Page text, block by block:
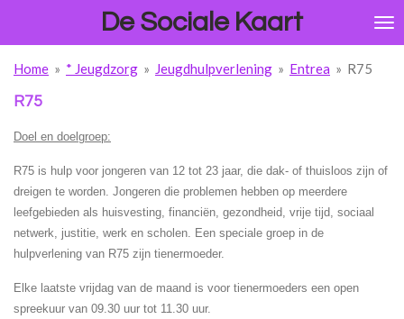
de
hoofdinhoud
De Sociale Kaart
Home » * Jeugdzorg » Jeugdhulpverlening » Entrea » R75
R75
Doel en doelgroep:
R75 is hulp voor jongeren van 12 tot 23 jaar, die dak- of thuisloos zijn of
dreigen te worden. Jongeren die problemen hebben op meerdere
leefgebieden als huisvesting, financiën, gezondheid, vrije tijd, sociaal
netwerk, justitie, werk en scholen. Een speciale groep in de
hulpverlening van R75 zijn tienermoeder.
Elke laatste vrijdag van de maand is voor tienermoeders een open
spreekuur van 09.30 uur tot 11.30 uur.